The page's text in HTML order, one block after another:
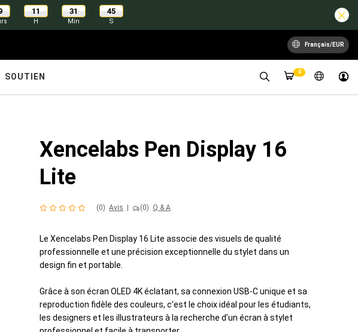
: 11
H
: 31
Min
: 43
S
Français/EUR
SOUTIEN 0
Xencelabs Pen Display 16
Lite
(0)Avis (0) Q & A
Le Xencelabs Pen Display 16 Lite associe des visuels de qualité
professionnelle et une précision exceptionnelle du stylet dans un
design fin et portable.
Grâce à son écran OLED 4K éclatant, sa connexion USB-C unique et sa
reproduction fidèle des couleurs, c’est le choix idéal pour les étudiants,
les designers et les illustrateurs à la recherche d’un écran à stylet